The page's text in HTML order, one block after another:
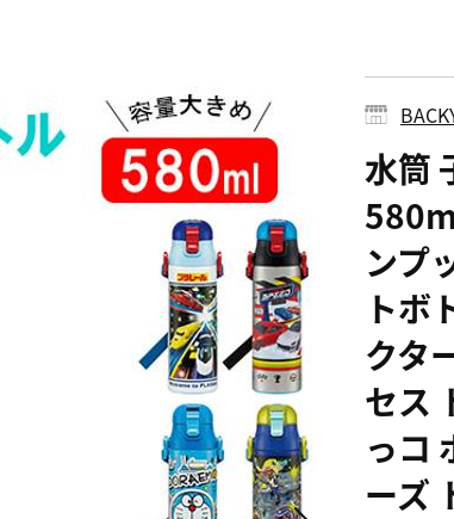
水筒
ンプ
トボ
クタ
セス
っコ
ーズ